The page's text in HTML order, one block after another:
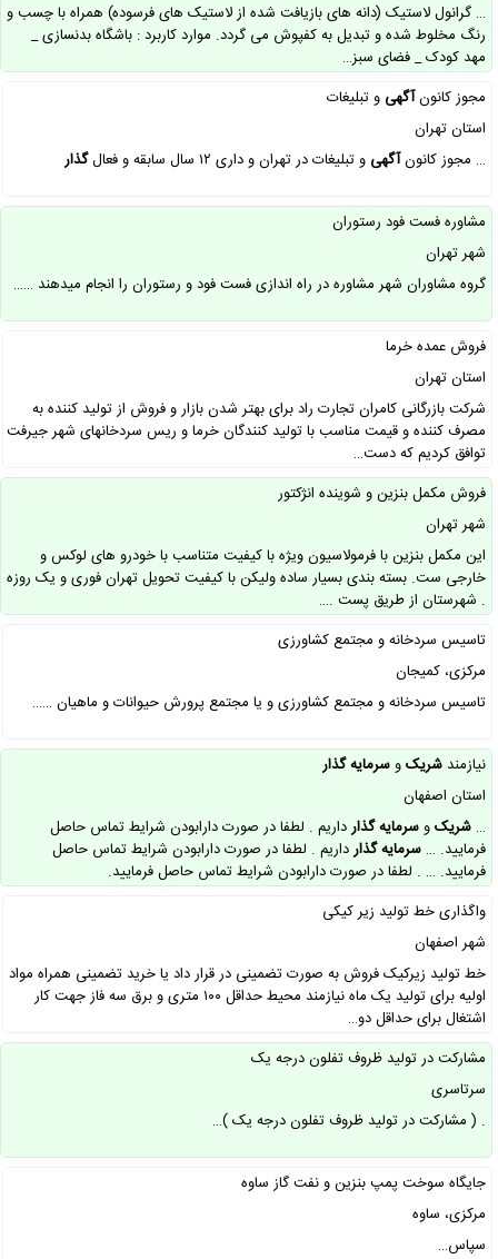
… گرانول لاستیک (دانه های بازیافت شده از لاستیک های فرسوده) همراه با چسب و
رنگ مخلوط شده و تبدیل به کفپوش می گردد. موارد کاربرد : باشگاه بدنسازی _
مهد کودک _ فضای سبز…
مجوز کانونآگهیو تبلیغات
استان تهران
… مجوز کانونآگهیو تبلیغات در تهران و داری ۱۲ سال سابقه و فعال گذار
مشاوره فست فود رستوران
شهر تهران
گروه مشاوران شهر مشاوره در راه اندازی فست فود و رستوران را انجام میدهند ……
فروش عمده خرما
استان تهران
شرکت بازرگانی کامران تجارت راد برای بهتر شدن بازار و فروش از تولید کننده به
مصرف کننده و قیمت مناسب با تولید کنندگان خرما و ریس سردخانهای شهر جیرفت
توافق کردیم که دست…
فروش مکمل بنزین و شوینده انژکتور
شهر تهران
این مکمل بنزین با فرمولاسیون ویژه با ‌کیفیت متناسب با خودرو های لوکس و
خارجی ست. بسته بندی بسیار ساده ولیکن با کیفیت تحویل تهران فوری و یک روزه
. شهرستان از طریق پست .…
تاسیس سردخانه و مجتمع کشاورزی
مرکزی، کمیجان
تاسیس سردخانه و مجتمع کشاورزی و یا مجتمع پرورش حیوانات و ماهیان ……
نیازمند شریکوسرمایه گذار
استان اصفهان
… شریکوسرمایه گذارداریم . لطفا در صورت دارابودن شرایط تماس حاصل
فرمایید. … سرمایه گذارداریم . لطفا در صورت دارابودن شرایط تماس حاصل
فرمایید. … . لطفا در صورت دارابودن شرایط تماس حاصل فرمایید.
واگذاری خط تولید زیر کیکی
شهر اصفهان
خط تولید زیرکیک فروش به صورت تضمینی در قرار داد یا خرید تضمینی همراه مواد
اولیه برای تولید یک ماه نیازمند محیط حداقل ۱۰۰ متری و برق سه فاز جهت کار
اشتغال برای حداقل دو…
مشارکت در تولید ظروف تفلون درجه یک
سرتاسری
. ( مشارکت در تولید ظروف تفلون درجه یک )…
جایگاه سوخت پمپ بنزین و نفت گاز ساوه
مرکزی، ساوه
سپاس…